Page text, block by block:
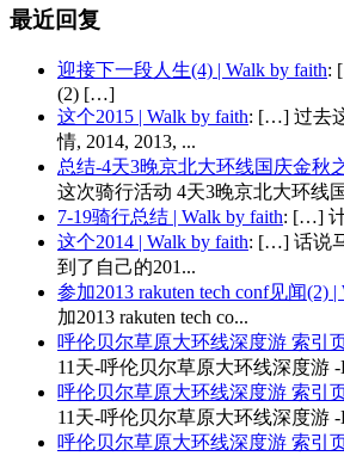
最近回复
迎接下一段人生(4) | Walk by faith:
(2) […]
这个2015 | Walk by faith: […] 过去
情, 2014, 2013, ...
总结-4天3晚京北大环线国庆金秋
这次骑行活动 4天3晚京北大环线
7-19骑行总结 | Walk by faith: […]
这个2014 | Walk by faith: […] 话说
到了自己的201...
参加2013 rakuten tech conf见闻(2) |
加2013 rakuten tech co...
呼伦贝尔草原大环线深度游 索引
11天-呼伦贝尔草原大环线深度游 -
呼伦贝尔草原大环线深度游 索引
11天-呼伦贝尔草原大环线深度游 -
呼伦贝尔草原大环线深度游 索引